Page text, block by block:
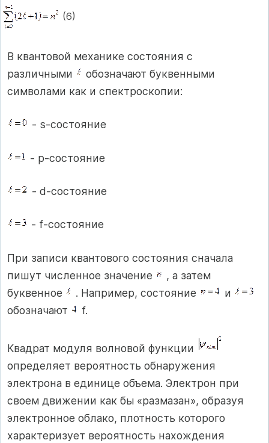
(6)
В квантовой механике состояния с
различными
обозначают буквенными
символами как и спектроскопии:
- s-состояние
- p-состояние
- d-состояние
- f-состояние
При записи квантового состояния сначала
пишут численное значение
, а затем
буквенное
. Например, состояние
и
обозначают
f.
Квадрат модуля волновой функции
определяет вероятность обнаружения
электрона в единице объема. Электрон при
своем движении как бы «размазан», образуя
электронное облако, плотность которого
характеризует вероятность нахождения